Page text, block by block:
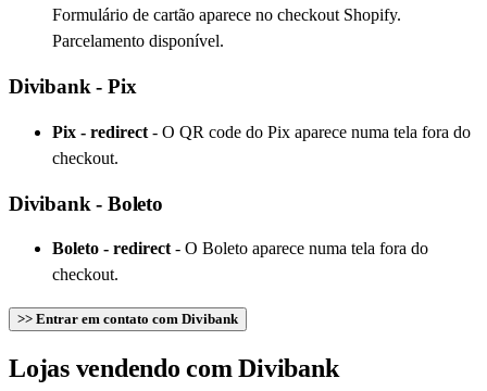
Formulário de cartão aparece no checkout Shopify.
Parcelamento disponível.
Divibank - Pix
Pix - redirect - O QR code do Pix aparece numa tela fora do
checkout.
Divibank - Boleto
Boleto - redirect - O Boleto aparece numa tela fora do
checkout.
>> Entrar em contato com Divibank
Lojas vendendo com Divibank